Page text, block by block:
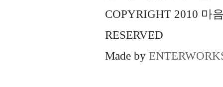
COPYRIGHT 2010 마
RESERVED
Made by